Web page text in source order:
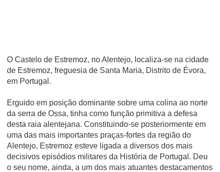
O Castelo de Estremoz, no Alentejo, localiza-se na cidade
de Estremoz, freguesia de Santa Maria, Distrito de Évora,
em Portugal.
Erguido em posição dominante sobre uma colina ao norte
da serra de Ossa, tinha como função primitiva a defesa
desta raia alentejana. Constituindo-se posteriormente em
uma das mais importantes praças-fortes da região do
Alentejo, Estremoz esteve ligada a diversos dos mais
decisivos episódios militares da História de Portugal. Deu
o seu nome, ainda, a um dos mais atuantes destacamentos